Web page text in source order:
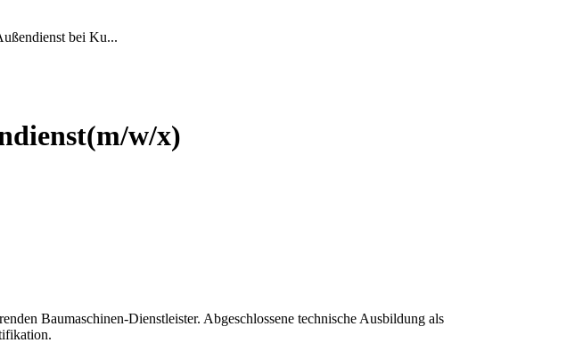
bei Ku...
(m/w/x)
Baumaschinen-Dienstleister. Abgeschlossene technische Ausbildung als